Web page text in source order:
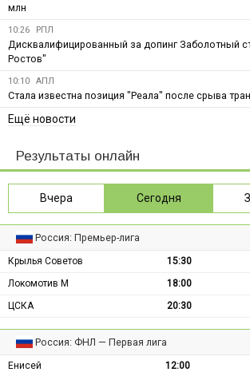
млн
10:26 РПЛ
Дисквалифицированный за допинг Заболотный
Ростов"
10:10 АПЛ
Стала известна позиция "Реала" после срыва
Ещё новости
Результаты онлайн
Вчера Сегодня
Россия: Премьер-лига
Крылья Советов 15:30
Локомотив М
18:00
ЦСКА
20:30
Россия: ФНЛ — Первая лига
Енисей 12:00